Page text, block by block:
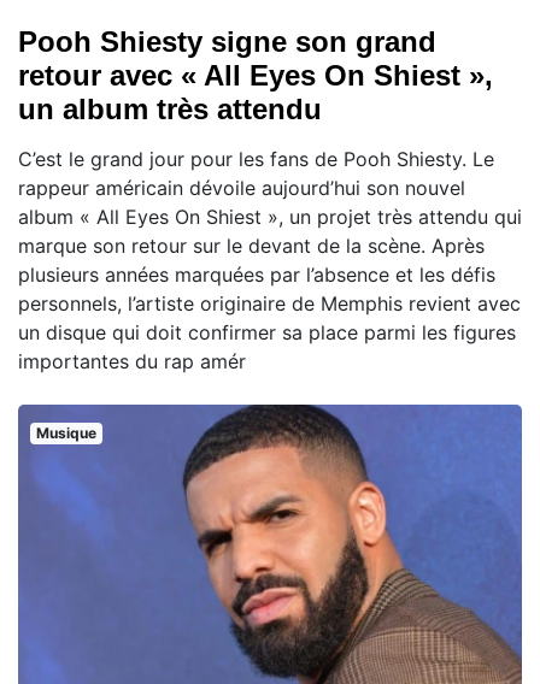
Pooh Shiesty signe son grand
retour avec « All Eyes On Shiest »,
un album très attendu
C’est le grand jour pour les fans de Pooh Shiesty. Le
rappeur américain dévoile aujourd’hui son nouvel
album « All Eyes On Shiest », un projet très attendu qui
marque son retour sur le devant de la scène. Après
plusieurs années marquées par l’absence et les défis
personnels, l’artiste originaire de Memphis revient avec
un disque qui doit confirmer sa place parmi les figures
importantes du rap amér
Musique